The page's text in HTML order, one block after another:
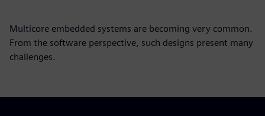
Multicore embedded systems are becoming very common.
From the software perspective, such designs present many
challenges.